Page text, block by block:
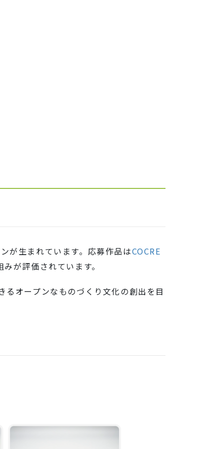
が生まれています。応募作品はCOCRE
が評価されています。
オープンなものづくり文化の創出を目